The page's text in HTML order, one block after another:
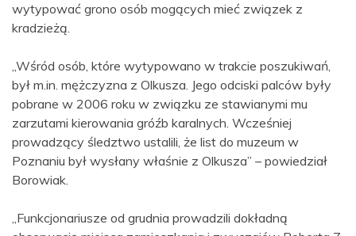
wytypować grono osób mogących mieć związek z
kradzieżą.
„Wśród osób, które wytypowano w trakcie poszukiwań,
był m.in. mężczyzna z Olkusza. Jego odciski palców były
pobrane w 2006 roku w związku ze stawianymi mu
zarzutami kierowania gróźb karalnych. Wcześniej
prowadzący śledztwo ustalili, że list do muzeum w
Poznaniu był wysłany właśnie z Olkusza” – powiedział
Borowiak.
„Funkcjonariusze od grudnia prowadzili dokładną